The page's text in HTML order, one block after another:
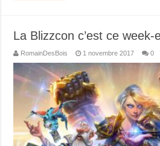
La Blizzcon c’est ce week-
RomainDesBois 1 novembre 2017 0